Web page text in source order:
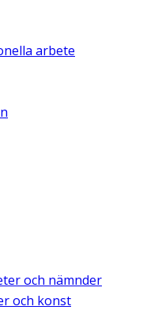
arbete
och nämnder
och konst